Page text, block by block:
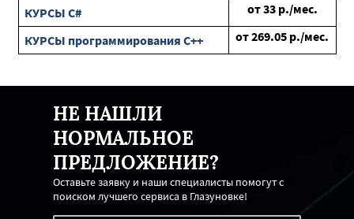
КУРСЫ C#
от33 р./мес.
КУРСЫ программирования C++
от269.05 р./мес.
НЕ НАШЛИ
НОРМАЛЬНОЕ
ПРЕДЛОЖЕНИЕ?
Оставьте заявку и наши специалисты помогут с
поиском лучшего сервиса в Глазуновке!